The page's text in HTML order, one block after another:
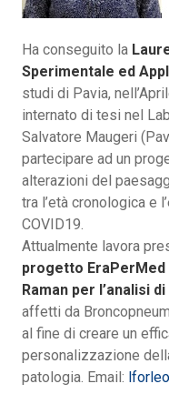
Ha conseguito la
Sperimentale ed
studi di Pavia,
internato di tesi nel
Salvatore Maugeri
partecipare ad un
alterazioni del
tra l’età cronologica e
COVID19.
Attualmente lavora
progetto EraPerMed
Raman per l’analisi
affetti da
al fine di creare un
personalizzazione
patologia. Email: